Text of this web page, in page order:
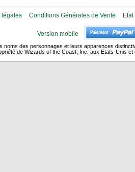
légales Conditions Générales de Vente
Version mobile
noms des personnages et leurs apparences
de Wizards of the Coast, Inc. aux Etats-Unis